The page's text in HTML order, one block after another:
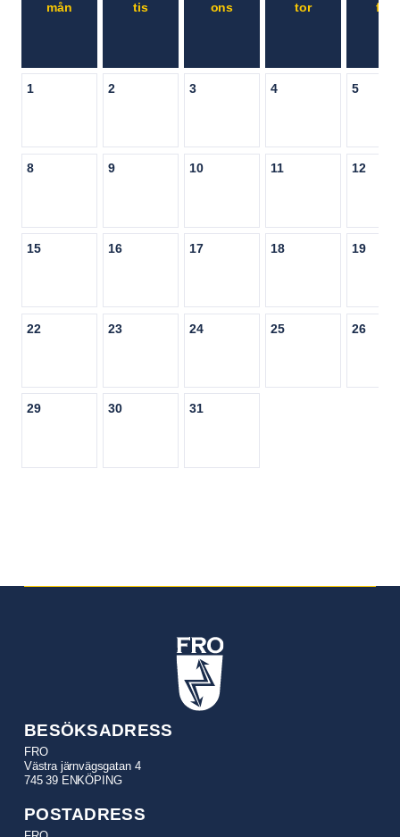
mån tis ons tor fre
1 2 3 4 5
8 9 10 11 12
15 16 17 18 19
22 23 24 25 26
29 30 31
BESÖKSADRESS
FRO
Västra järnvägsgatan 4
745 39 ENKÖPING
POSTADRESS